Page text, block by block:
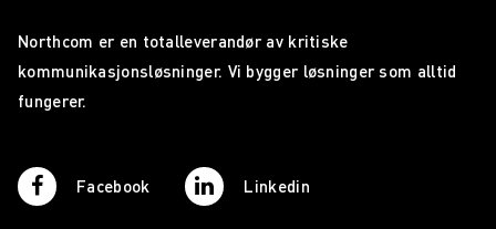
Northcom er en totalleverandør av kritiske
kommunikasjonsløsninger. Vi bygger løsninger som alltid
fungerer.
Facebook Linkedin